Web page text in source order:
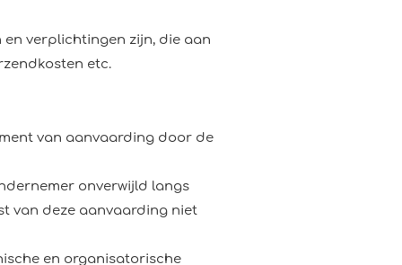
verplichtingen zijn, die aan
etc.
van aanvaarding door de
onverwijld langs
van deze aanvaarding niet
en organisatorische